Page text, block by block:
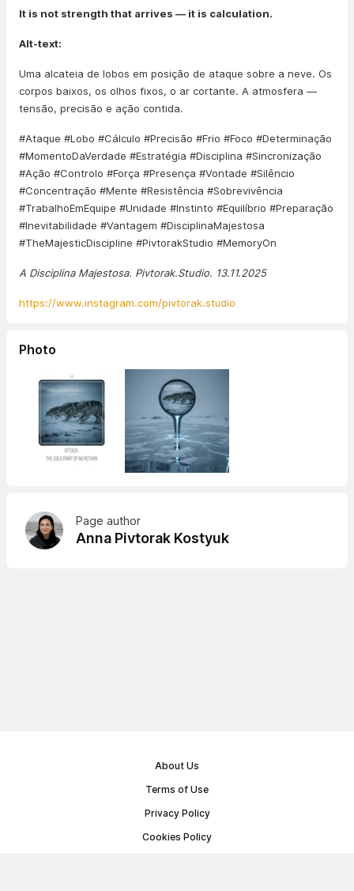
It is not strength that arrives — it is calculation.
Alt-text:
Uma alcateia de lobos em posição de ataque sobre a neve. Os
corpos baixos, os olhos fixos, o ar cortante. A atmosfera —
tensão, precisão e ação contida.
#Ataque #Lobo #Cálculo #Precisão #Frio #Foco #Determinação
#MomentoDaVerdade #Estratégia #Disciplina #Sincronização
#Ação #Controlo #Força #Presença #Vontade #Silêncio
#Concentração #Mente #Resistência #Sobrevivência
#TrabalhoEmEquipe #Unidade #Instinto #Equilíbrio #Preparação
#Inevitabilidade #Vantagem #DisciplinaMajestosa
#TheMajesticDiscipline #PivtorakStudio #MemoryOn
A Disciplina Majestosa. Pivtorak.Studio. 13.11.2025
https://www.instagram.com/pivtorak.studio
Photo
Page author
Anna Pivtorak Kostyuk
About Us
Terms of Use
Privacy Policy
Cookies Policy